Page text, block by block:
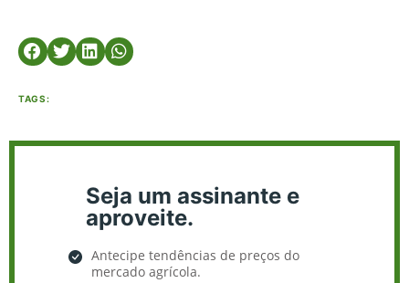
TAGS:
Seja um assinante e
aproveite.
Antecipe tendências de preços do
mercado agrícola.